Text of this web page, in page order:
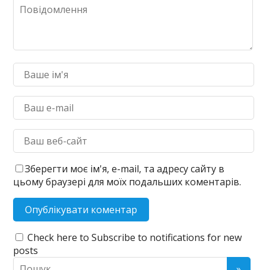
Зберегти моє ім'я, e-mail, та адресу сайту в
цьому браузері для моїх подальших коментарів.
Check here to Subscribe to notifications for new
posts